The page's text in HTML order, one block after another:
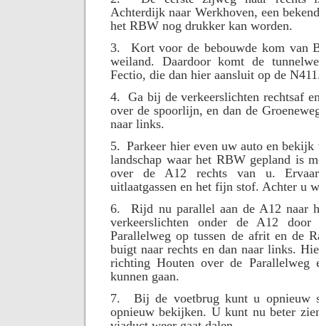
Achterdijk naar Werkhoven, een
het RBW nog drukker kan worden.
3.
Kort voor de bebouwde kom van
weiland. Daardoor komt de
Fectio, die dan hier aansluit op de
4.
Ga bij de verkeerslichten rechtsaf
over de spoorlijn, en dan de
naar links.
5. Parkeer hier even uw auto en bekijk
landschap waar het RBW gepland is
over de A12 rechts van u.
uitlaatgassen en het fijn stof. Achter u
6.
Rijd nu parallel aan de A12 naar
verkeerslichten onder de A12
Parallelweg op tussen de afrit en de
buigt naar rechts en dan naar links.
richting Houten over de Parallelweg
kunnen gaan.
7.
Bij de voetbrug kunt u opnieuw
opnieuw bekijken. U kunt nu beter